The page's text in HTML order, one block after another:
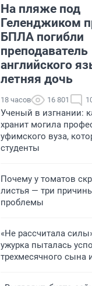
На пляже под
Геленджиком
БПЛА погибли
преподаватель
английского
летняя дочь
18 часов 16 801
Ученый в изгнании:
хранит могила
уфимского вуза,
студенты
Почему у томатов
листья — три
проблемы
«Не рассчитала
ужурка пыталась
трехмесячного сына